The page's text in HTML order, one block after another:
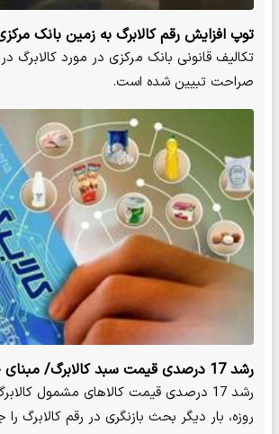
توپ افزایش رقم کالابرگ به زمین بانک
نسخه افزایش اعتبار کالابرگ الکترونیکی
صراحت تبیین شده است.
رشد 17 درصدی قیمت سبد کالابرگ/
دولت چه خواهدبود؟
روزه، بار دیگر بحث بازنگری در رقم کالابرگ